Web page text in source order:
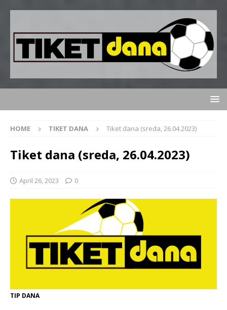
HOME TIKET DANA Tiket dana (sreda, 26.04.2023)
Tiket dana (sreda, 26.04.2023)
April 26, 2023 0
TIP DANA